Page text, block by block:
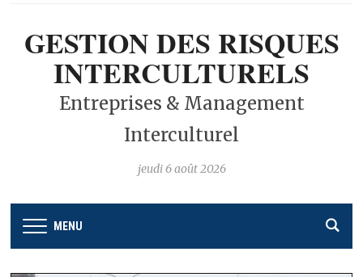
GESTION DES RISQUES
INTERCULTURELS
Entreprises & Management
Interculturel
jeudi 6 août 2026
MENU